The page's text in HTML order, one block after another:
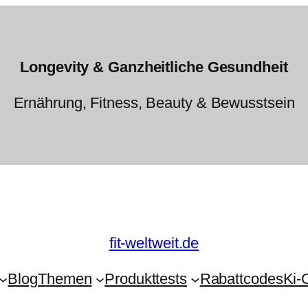
Longevity & Ganzheitliche Gesundheit
Ernährung, Fitness, Beauty & Bewusstsein
fit-weltweit.de
BlogThemen Produkttests RabattcodesKi-